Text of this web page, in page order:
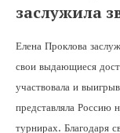
заслужила
Елена Проклова
свои выдающиеся
участвовала и
представляла Россию
турнирах. Благодаря